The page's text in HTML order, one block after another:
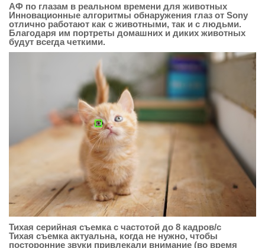
АФ по глазам в реальном времени для животных
Инновационные алгоритмы обнаружения глаз от Sony
отлично работают как с животными, так и с людьми.
Благодаря им портреты домашних и диких животных
будут всегда четкими.
Тихая серийная съемка с частотой до 8 кадров/с
Тихая съемка актуальна, когда не нужно, чтобы
посторонние звуки привлекали внимание (во время